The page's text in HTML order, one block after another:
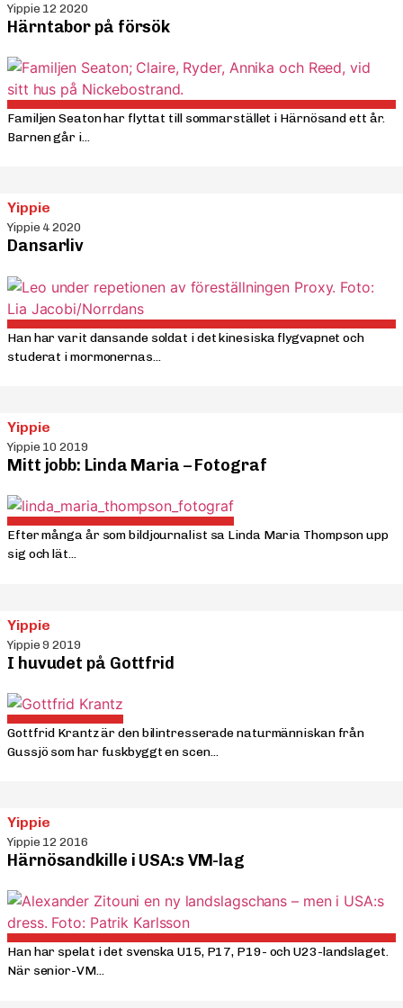
Yippie 12 2020
Härntabor på försök
Familjen Seaton har flyttat till sommarstället i Härnösand ett år.
Barnen går i...
Yippie
Yippie 4 2020
Dansarliv
Han har varit dansande soldat i det kinesiska flygvapnet och
studerat i mormonernas...
Yippie
Yippie 10 2019
Mitt jobb: Linda Maria – Fotograf
Efter många år som bildjournalist sa Linda Maria Thompson upp
sig och lät...
Yippie
Yippie 9 2019
I huvudet på Gottfrid
Gottfrid Krantz är den bilintresserade naturmänniskan från
Gussjö som har fuskbyggt en scen...
Yippie
Yippie 12 2016
Härnösandkille i USA:s VM-lag
Han har spelat i det svenska U15, P17, P19- och U23-landslaget.
När senior-VM...